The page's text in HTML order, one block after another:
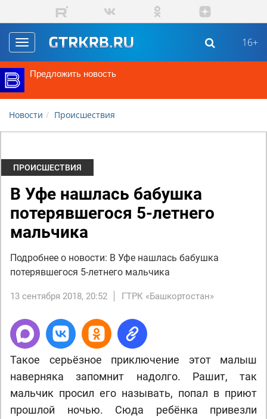
Перейти к основному содержанию
Toggle
navigation
16+
Предложить новость
Новости Происшествия
ПРОИСШЕСТВИЯ
В Уфе нашлась бабушка
потерявшегося 5-летнего
мальчика
Подробнее о новости: В Уфе нашлась бабушка
потерявшегося 5-летнего мальчика
13 сентября 2018, 20:52 ГТРК «Башкортостан»
Такое серьёзное приключение этот малыш
наверняка запомнит надолго. Рашит, так
мальчик просил его называть, попал в приют
прошлой ночью. Сюда ребёнка привезли